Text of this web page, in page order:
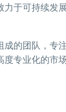
于可持续发
的团队，专
专业化的市